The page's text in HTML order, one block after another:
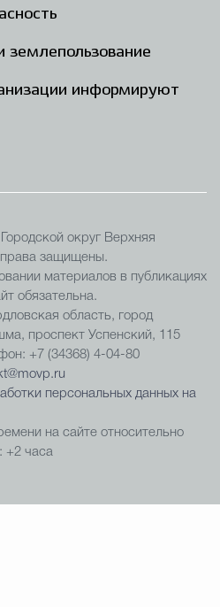
землепользование
информируют
округ Верхняя
защищены.
материалов в публикациях
обязательна.
область, город
проспект Успенский, 115
+7 (34368) 4-04-80
персональных данных на
на сайте относительно
+2 часа